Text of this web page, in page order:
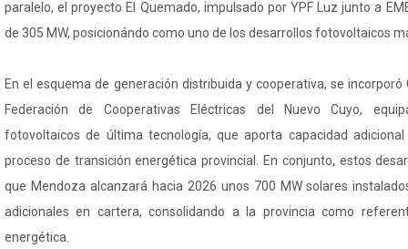
paralelo, el proyecto El Quemado, impulsado por YPF Luz junto a
de 305 MW, posicionándo como uno de los desarrollos fotovoltaicos
En el esquema de generación distribuida y cooperativa, se
Federación de Cooperativas Eléctricas del Nuevo Cuyo,
fotovoltaicos de última tecnología, que aporta capacidad
proceso de transición energética provincial. En conjunto, estos
que Mendoza alcanzará hacia 2026 unos 700 MW solares
adicionales en cartera, consolidando a la provincia como
energética.